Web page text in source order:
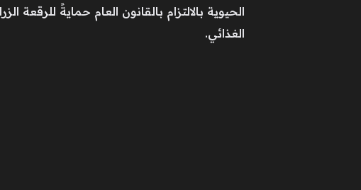
الحيوية بالالتزام بالقانون العام حمايةً للرقعة
الغذائي.